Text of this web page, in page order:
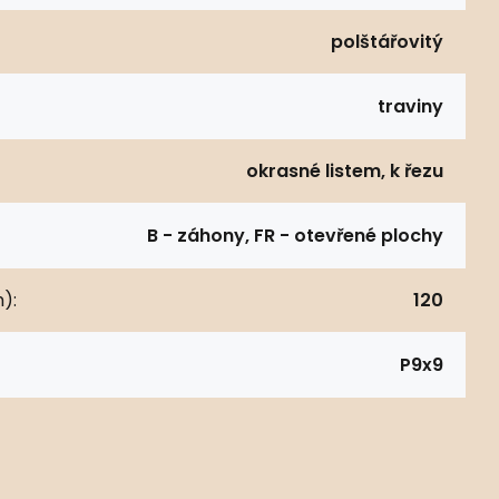
polštářovitý
traviny
okrasné listem, k řezu
B - záhony, FR - otevřené plochy
120
P9x9